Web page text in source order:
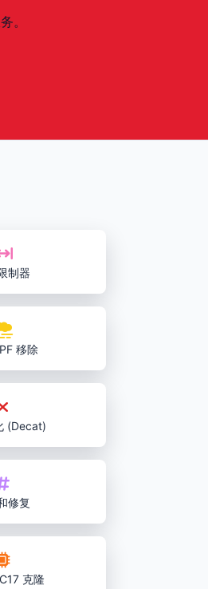
。
制器
移除
(Decat)
修复
克隆